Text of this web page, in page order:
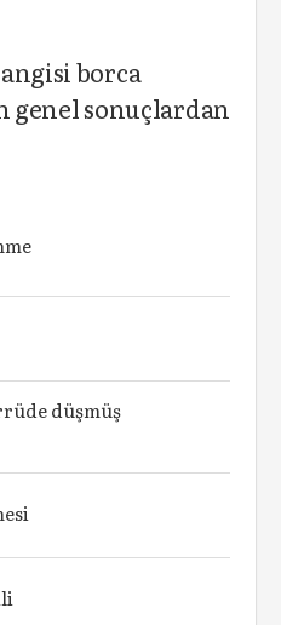
borca
genel sonuçlardan
düşmüş